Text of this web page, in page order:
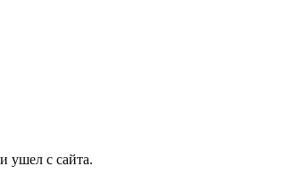
ушел с сайта.